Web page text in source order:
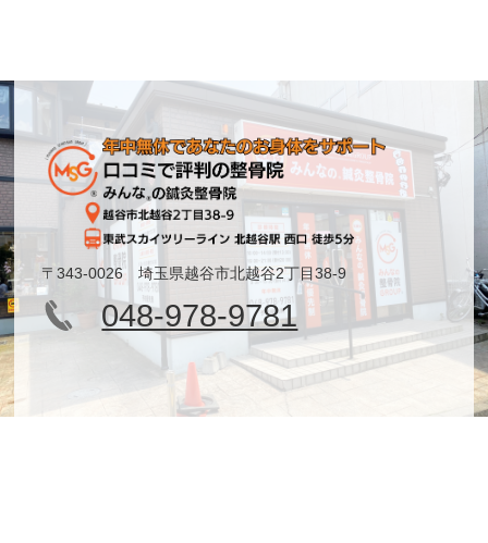
〒343-0026 埼玉県越谷市北越谷2丁目38-9
048-978-9781